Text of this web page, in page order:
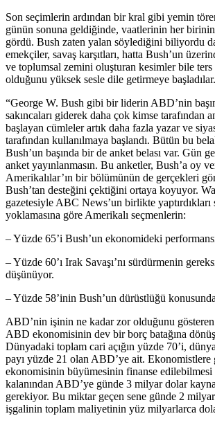
Son seçimlerin ardından bir kral gibi yemin
günün sonuna geldiğinde, vaatlerinin her
gördü. Bush zaten yalan söylediğini biliyordu
emekçiler, savaş karşıtları, hatta Bush’un
ve toplumsal zemini oluşturan kesimler bile
olduğunu yüksek sesle dile getirmeye başladılar.
“George W. Bush gibi bir liderin ABD’nin
sakıncaları giderek daha çok kimse tarafından
başlayan cümleler artık daha fazla yazar ve
tarafından kullanılmaya başlandı. Bütün bu
Bush’un başında bir de anket belası var. Gün
anket yayınlanmasın. Bu anketler, Bush’a oy
Amerikalılar’ın bir bölümünün de gerçekleri
Bush’tan desteğini çektiğini ortaya koyuyor.
gazetesiyle ABC News’un birlikte yaptırdıkları
yoklamasına göre Amerikalı seçmenlerin:
– Yüzde 65’i Bush’un ekonomideki
– Yüzde 60’ı Irak Savaşı’nı sürdürmenin
düşünüyor.
– Yüzde 58’inin Bush’un dürüstlüğü
ABD’nin işinin ne kadar zor olduğunu
ABD ekonomisinin dev bir borç batağına
Dünyadaki toplam cari açığın yüzde 70’i,
payı yüzde 21 olan ABD’ye ait.
ekonomisinin büyümesinin finanse edilebilmesi
kalanından ABD’ye günde 3 milyar dolar
gerekiyor. Bu miktar geçen sene günde 2
işgalinin toplam maliyetinin yüz milyarlarca